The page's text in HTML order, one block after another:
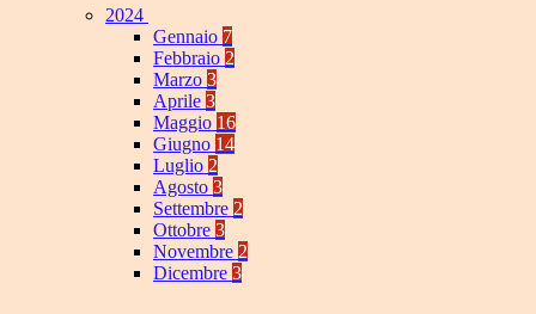
2024
Gennaio 7
Febbraio 2
Marzo 3
Aprile 3
Maggio 16
Giugno 14
Luglio 2
Agosto 3
Settembre 2
Ottobre 3
Novembre 2
Dicembre 3